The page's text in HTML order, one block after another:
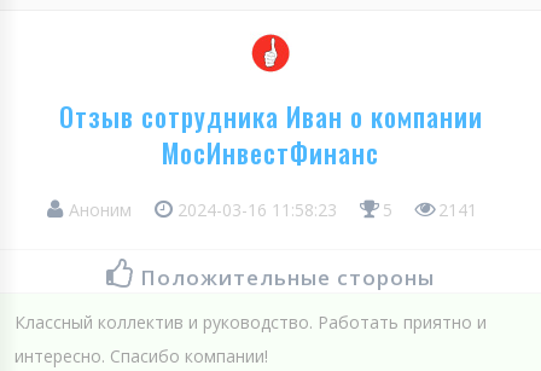
Отзыв сотрудника Иван о компании
МосИнвестФинанс
Аноним 2024-03-16 11:58:23 5 2141
Положительные стороны
Классный коллектив и руководство. Работать приятно и
интересно. Спасибо компании!